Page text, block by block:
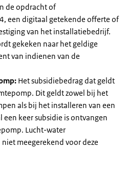
de opdracht of
een digitaal getekende offerte of
van het installatiebedrijf.
gekeken naar het geldige
van indienen van de
Het subsidiebedrag dat geldt
Dit geldt zowel bij het
als bij het installeren van een
keer subsidie is ontvangen
Lucht-water
meegerekend voor deze